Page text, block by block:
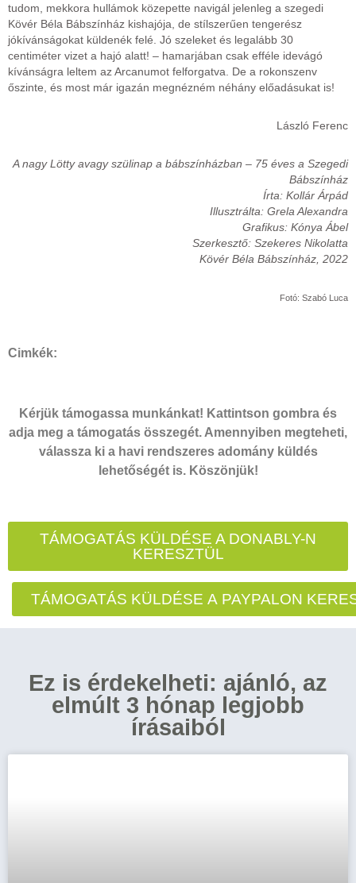
tudom, mekkora hullámok közepette navigál jelenleg a szegedi
Kövér Béla Bábszínház kishajója, de stílszerűen tengerész
jókívánságokat küldenék felé. Jó szeleket és legalább 30
centiméter vizet a hajó alatt! – hamarjában csak efféle idevágó
kívánságra leltem az Arcanumot felforgatva. De a rokonszenv
őszinte, és most már igazán megnézném néhány előadásukat is!
László Ferenc
A nagy Lötty avagy szülinap a bábszínházban – 75 éves a Szegedi
Bábszínház
Írta: Kollár Árpád
Illusztrálta: Grela Alexandra
Grafikus: Kónya Ábel
Szerkesztő: Szekeres Nikolatta
Kövér Béla Bábszínház, 2022
Fotó: Szabó Luca
Cimkék:
Kérjük támogassa munkánkat! Kattintson gombra és
adja meg a támogatás összegét. Amennyiben megteheti,
válassza ki a havi rendszeres adomány küldés
lehetőségét is. Köszönjük!
TÁMOGATÁS KÜLDÉSE A DONABLY-N
KERESZTÜL
TÁMOGATÁS KÜLDÉSE A PAYPALON
Ez is érdekelheti: ajánló, az
elmúlt 3 hónap legjobb
írásaiból